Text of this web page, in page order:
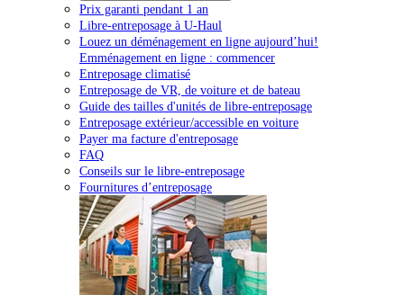
Prix garanti pendant 1 an
Libre-entreposage à U-Haul
Louez un déménagement en ligne aujourd’hui!
Emménagement en ligne : commencer
Entreposage climatisé
Entreposage de VR, de voiture et de bateau
Guide des tailles d'unités de libre-entreposage
Entreposage extérieur/accessible en voiture
Payer ma facture d'entreposage
FAQ
Conseils sur le libre-entreposage
Fournitures d’entreposage